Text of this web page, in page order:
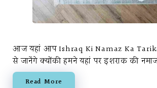
आज यहां आप Ishraq Ki Namaz Ka
से जानेंगे क्योंकी हमने यहां पर इशराक की
Read More